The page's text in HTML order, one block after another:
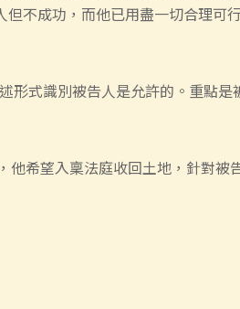
但不成功 ， 而他已用盡一切合理可
形式識別被告人是允許的。重點是
他希望入稟法庭收回土地，針對被